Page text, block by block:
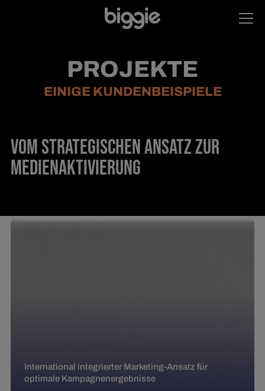
PROJEKTE
EINIGE KUNDENBEISPIELE
VOM STRATEGISCHEN ANSATZ ZUR
MEDIENAKTIVIERUNG
International integrierter Marketing-Ansatz für
optimale Kampagnenergebnisse